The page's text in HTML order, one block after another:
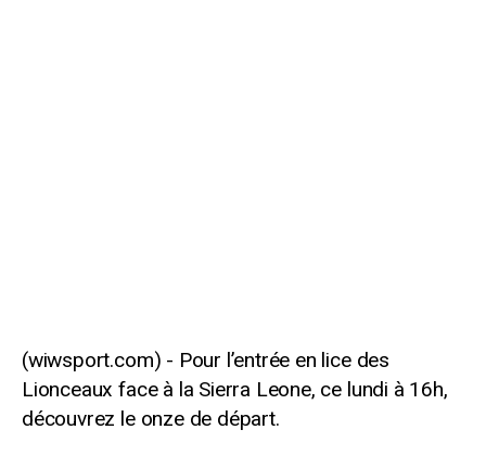
Pour l’entrée en lice des
Lionceaux face à la Sierra Leone, ce lundi à 16h,
découvrez le onze de départ.